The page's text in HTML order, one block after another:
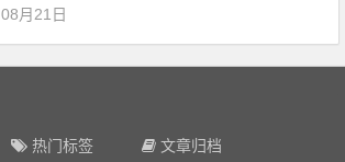
08月21日
热门标签
文章归档